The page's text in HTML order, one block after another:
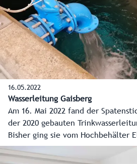
16.05.2022
Wasserleitung Gaisberg
Am 16. Mai 2022 fand der
der 2020 gebauten
Bisher ging sie vom Hochbehälter
Mitteregg – in Zukunft bis zur
Hausbergs.